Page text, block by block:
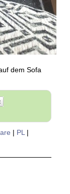
dem Sofa
| PL|